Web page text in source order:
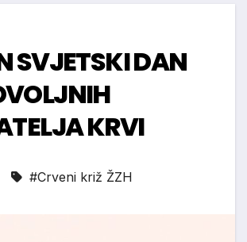
SVJETSKI DAN
KRVI
#Crveni križ ŽZH